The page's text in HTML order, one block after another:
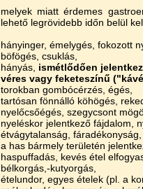
melyek miatt érdemes
lehető legrövidebb időn belül
hányinger, émelygés, fokozott
böfögés, csuklás,
hányás, ismétlődően
véres vagy feketeszínű
torokban gombócérzés, égés,
tartósan fönnálló köhögés,
nyelőcsőégés, szegycsont
nyeléskor jelentkező fájdalom,
étvágytalanság,
a has bármely területén
haspuffadás, kevés étel
bélkorgás,-kutyorgás,
ételundor, egyes ételek (pl. a